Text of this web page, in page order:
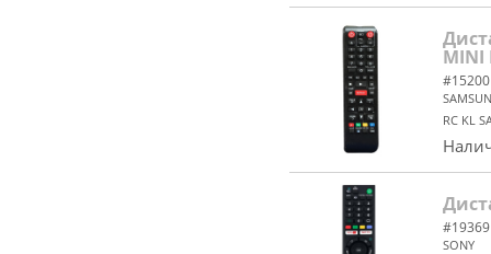
MINI
#15200
RC KL
#19369
SONY